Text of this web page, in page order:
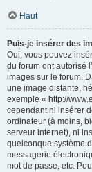
Haut
Puis-je insérer des
Oui, vous pouvez
du forum ont autorisé
images sur le forum.
une image distante,
exemple « http://
cependant ni insérer
ordinateur (à moins,
serveur internet), ni
quelconque système
messagerie
mot de passe, etc.